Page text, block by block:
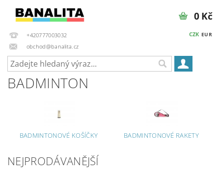
+420777003032
obchod@banalita.cz
CZK EUR
0 Kč
BADMINTON
BADMINTONOVÉ KOŠÍČKY BADMINTONOVÉ RAKETY
NEJPRODÁVANĚJŠÍ